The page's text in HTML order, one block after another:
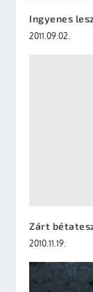
Ingyenes
2011.09.02.
Zárt
2010.11.19.